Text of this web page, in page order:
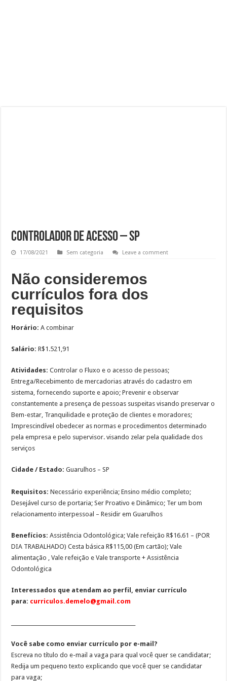
Controlador de Acesso – SP
17/08/2021 Sem categoria Leave a comment
Não consideremos
currículos fora dos
requisitos
Horário:A combinar
Salário:R$1.521,91
Atividades:Controlar o Fluxo e o acesso de pessoas;
Entrega/Recebimento de mercadorias através do cadastro em
sistema, fornecendo suporte e apoio; Prevenir e observar
constantemente a presença de pessoas suspeitas visando preservar o
Bem-estar, Tranquilidade e proteção de clientes e moradores;
Imprescindível obedecer as normas e procedimentos determinado
pela empresa e pelo supervisor. visando zelar pela qualidade dos
serviços
Cidade / Estado:Guarulhos – SP
Requisitos:Necessário experiência; Ensino médio completo;
Desejável curso de portaria; Ser Proativo e Dinâmico; Ter um bom
relacionamento interpessoal – Residir em Guarulhos
Benefícios:Assistência Odontológica; Vale refeição R$16.61 – (POR
DIA TRABALHADO) Cesta básica R$115,00 (Em cartão); Vale
alimentação , Vale refeição e Vale transporte + Assistência
Odontológica
Interessados que atendam ao perfil, enviar currículo
para: curriculos.demelo@gmail.com
Você sabe como enviar currículo por e-mail?
Escreva no título do e-mail a vaga para qual você quer se candidatar;
Redija um pequeno texto explicando que você quer se candidatar
para vaga;